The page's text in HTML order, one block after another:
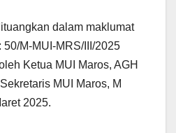
dalam maklumat
50/M-MUI-MRS/III/2025
Ketua MUI Maros, AGH
MUI Maros, M
2025.